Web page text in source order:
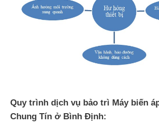
Quy trình dịch vụ bảo trì Máy biến
Chung Tín ở Bình Định: